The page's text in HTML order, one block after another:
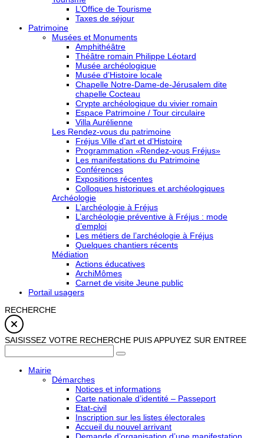
L’Office de Tourisme
Taxes de séjour
Patrimoine
Musées et Monuments
Amphithéâtre
Théâtre romain Philippe Léotard
Musée archéologique
Musée d’Histoire locale
Chapelle Notre-Dame-de-Jérusalem dite
chapelle Cocteau
Crypte archéologique du vivier romain
Espace Patrimoine / Tour circulaire
Villa Aurélienne
Les Rendez-vous du patrimoine
Fréjus Ville d’art et d’Histoire
Programmation «Rendez-vous Fréjus»
Les manifestations du Patrimoine
Conférences
Expositions récentes
Colloques historiques et archéologiques
Archéologie
L’archéologie à Fréjus
L’archéologie préventive à Fréjus : mode
d’emploi
Les métiers de l’archéologie à Fréjus
Quelques chantiers récents
Médiation
Actions éducatives
ArchiMômes
Carnet de visite Jeune public
Portail usagers
RECHERCHE
SAISISSEZ VOTRE RECHERCHE PUIS APPUYEZ SUR ENTREE
Mairie
Démarches
Notices et informations
Carte nationale d’identité – Passeport
Etat-civil
Inscription sur les listes électorales
Accueil du nouvel arrivant